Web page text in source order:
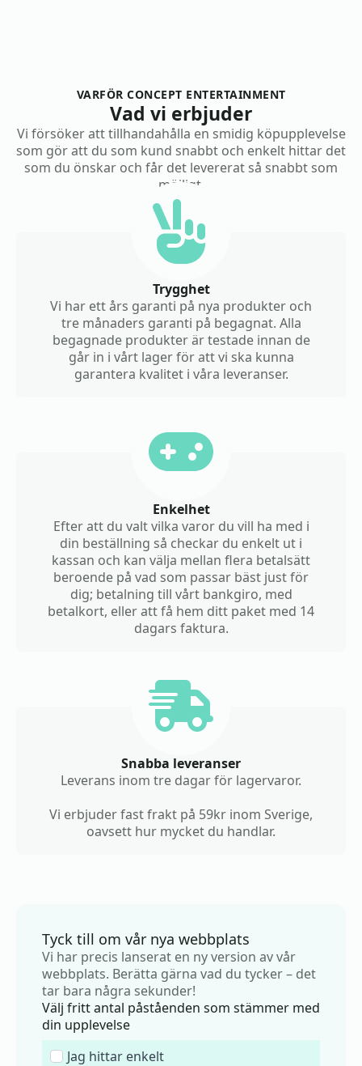
VARFÖR CONCEPT ENTERTAINMENT
Vad vi erbjuder
Vi försöker att tillhandahålla en smidig köpupplevelse
som gör att du som kund snabbt och enkelt hittar det
som du önskar och får det levererat så snabbt som
möjligt.
Trygghet
Vi har ett års garanti på nya produkter och
tre månaders garanti på begagnat. Alla
begagnade produkter är testade innan de
går in i vårt lager för att vi ska kunna
garantera kvalitet i våra leveranser.
Enkelhet
Efter att du valt vilka varor du vill ha med i
din beställning så checkar du enkelt ut i
kassan och kan välja mellan flera betalsätt
beroende på vad som passar bäst just för
dig; betalning till vårt bankgiro, med
betalkort, eller att få hem ditt paket med 14
dagars faktura.
Snabba leveranser
Leverans inom tre dagar för lagervaror.
Vi erbjuder fast frakt på 59kr inom Sverige,
oavsett hur mycket du handlar.
Tyck till om vår nya webbplats
Vi har precis lanserat en ny version av vår
webbplats. Berätta gärna vad du tycker – det
tar bara några sekunder!
Välj fritt antal påståenden som stämmer med
din upplevelse
Jag hittar enkelt